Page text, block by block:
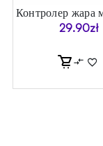
Контролер жара
29.90zł